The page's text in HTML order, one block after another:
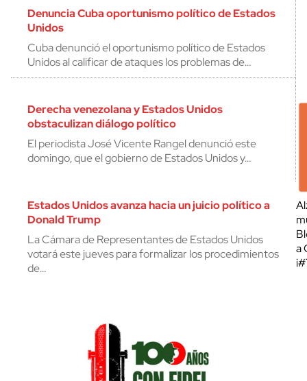
Denuncia Cuba oportunismo político de Estados
Unidos
Cuba denunció el oportunismo político de Estados
Unidos al calificar de ataques los problemas de…
Derecha venezolana y Estados Unidos
obstaculizan diálogo político
El periodista José Vicente Rangel denunció este
domingo, que el gobierno de Estados Unidos y…
Estados Unidos avanza hacia un juicio político a
Donald Trump
La Cámara de Representantes de Estados Unidos
votará este jueves para formalizar los procedimientos
de…
a